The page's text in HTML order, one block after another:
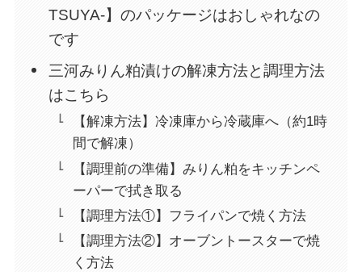
TSUYA-】のパッケージはおしゃれなの
です
三河みりん粕漬けの解凍方法と調理方法
はこちら
【解凍方法】冷凍庫から冷蔵庫へ（約1時
間で解凍）
【調理前の準備】みりん粕をキッチンペ
ーパーで拭き取る
【調理方法①】フライパンで焼く方法
【調理方法②】オーブントースターで焼
く方法